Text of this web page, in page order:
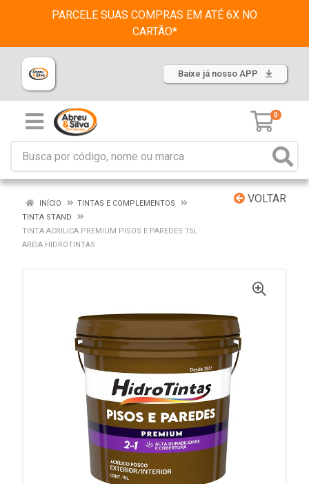
PARCELE SUAS COMPRAS EM ATÉ 6X NO
CARTÃO*
Baixe já nosso APP
0
VOLTAR
INÍCIO
TINTAS E COMPLEMENTOS
TINTA STAND
TINTA ACRILICA PREMIUM PISOS E PAREDES 15L
AREIA HIDROTINTAS